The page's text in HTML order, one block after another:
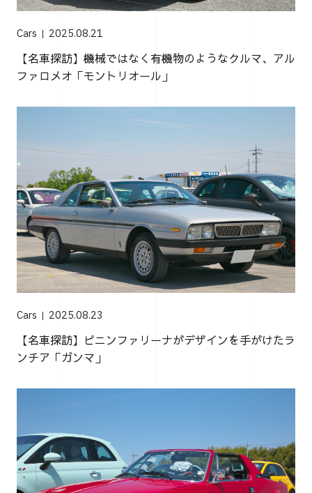
Cars 2025.08.21
【名車探訪】機械ではなく有機物のようなクルマ、アル
ファロメオ「モントリオール」
Cars 2025.08.23
【名車探訪】ピニンファリーナがデザインを手がけたラ
ンチア「ガンマ」